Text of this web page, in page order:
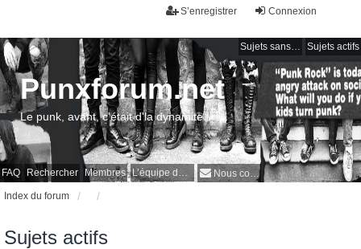
Connexion
S’enregistrer
Sujets sans réponse Sujets actifs
FAQ Rechercher Membres L’équipe du forum Nous contacter
Punxforum.net
Le punk, avant, c'était d'la dynamite !
Index du forum
Sujets actifs